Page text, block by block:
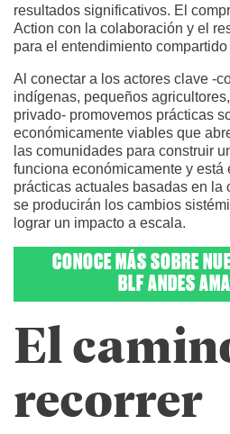
resultados significativos. El
Action con la colaboración y el
para el entendimiento
Al conectar a los actores clave -
indígenas, pequeños
privado- promovemos prácticas
económicamente viables que
las comunidades para construir
funciona económicamente y está
prácticas actuales basadas en la
se producirán los cambios
lograr un impacto a escala.
CONOCE MÁS SOBRE
BLF ANDES
El
recorrer